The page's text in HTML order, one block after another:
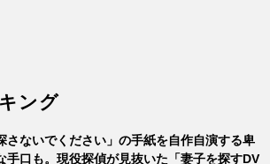
ング
さないでください」の手紙を自作自演する卑
手口も。現役探偵が見抜いた「妻子を探すDV